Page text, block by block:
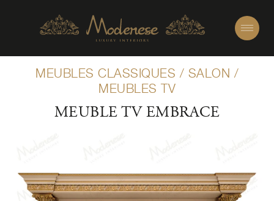
MEUBLES CLASSIQUES / SALON /
MEUBLES TV
MEUBLE TV EMBRACE